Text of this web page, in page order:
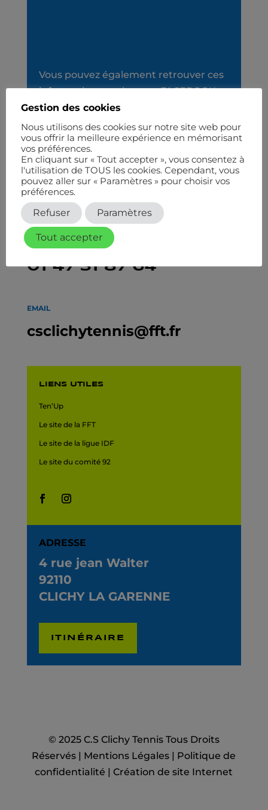
Vous pouvez également retrouver ces
informations sur lapage FACEBOOK
du club
TÉLÉPHONE
01 47 31 87 64
EMAIL
csclichytennis@fft.fr
LIENS UTILES
Ten’Up
Le site de la FFT
Le site de la ligue IDF
Le site du comité 92
ADRESSE
4 rue jean Walter
92110
CLICHY LA GARENNE
ITINÉRAIRE
© 2025 C.S Clichy Tennis Tous Droits
Réservés | Mentions Légales
Politique de
confidentialité |Création de site Internet
Gestion des cookies
Nous utilisons des cookies sur notre site web pour
vous offrir la meilleure expérience en mémorisant
vos préférences.
En cliquant sur « Tout accepter », vous consentez à
l'utilisation de TOUS les cookies. Cependant, vous
pouvez aller sur « Paramètres » pour choisir vos
préférences.
Refuser Paramètres
Tout accepter